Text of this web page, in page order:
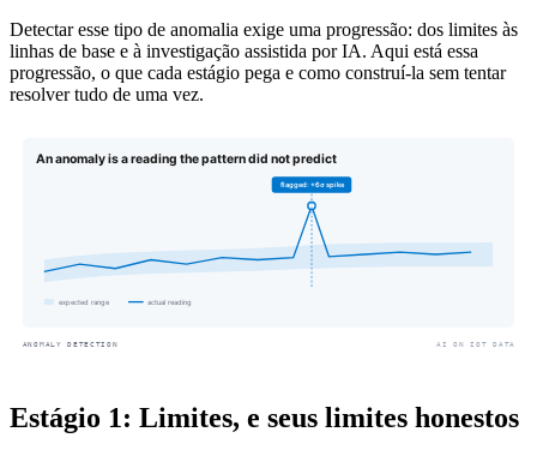
Detectar esse tipo de anomalia exige uma progressão: dos limites às
linhas de base e à investigação assistida por IA. Aqui está essa
progressão, o que cada estágio pega e como construí-la sem tentar
resolver tudo de uma vez.
Estágio 1: Limites, e seus limites honestos